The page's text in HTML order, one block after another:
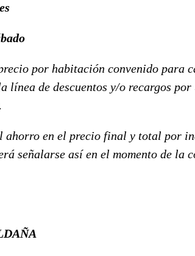
por habitación convenido para
línea de descuentos y/o recargos
ahorro en el precio final y total por
señalarse así en el momento de la